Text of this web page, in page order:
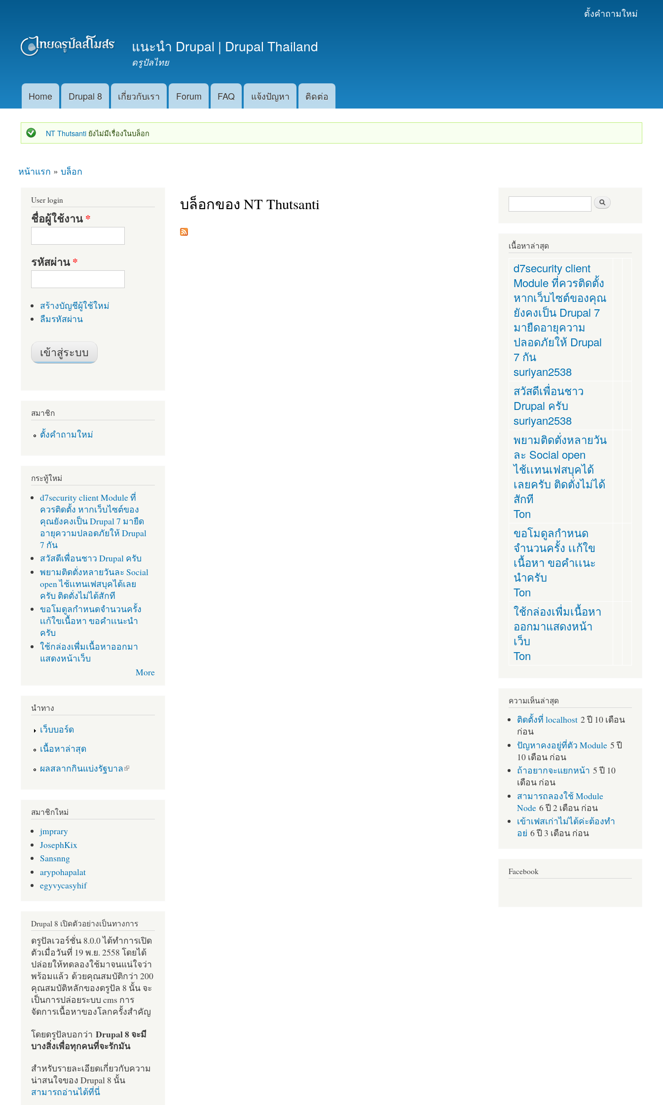
หลัก
ตั้งคำถามใหม่
แนะนำ Drupal | Drupal Thailand
ดรูปัลไทย
Main menu
Home Drupal 8 เกี่ยวกับเรา Forum FAQ แจ้งปัญหา ติดต่อ
สถานะข้อความ
NT Thutsanti ยังไม่มีเรื่องในบล็อก
คุณอยู่ที่นี่
หน้าแรก » บล็อก
บล็อกของ NT Thutsanti
User login
ชื่อผู้ใช้งาน*
รหัสผ่าน*
สร้างบัญชีผู้ใช้ใหม่
ลืมรหัสผ่าน
สมาชิก
ตั้งคำถามใหม่
กระทู้ใหม่
d7security client Module ที่
ควรติดตั้ง หากเว็บไซต์ของ
คุณยังคงเป็น Drupal 7 มายืด
อายุความปลอดภัยให้ Drupal
7 กัน
สวัสดีเพื่อนชาว Drupal ครับ
พยามติดตั่งหลายวันละ Social
open ไช้เเทนเฟสบุคได้เลย
ครับ ติดตั่งไม่ได้สักที
ขอโมดูลกำหนดจำนวนครั้ง
เเก้ใขเนื้อหา ขอคำเเนะนำ
ครับ
ใช้กล่องเพื่มเนื้อหาออกมา
แสดงหน้าเว็บ
More
นำทาง
เว็บบอร์ด
เนื้อหาล่าสุด
ผลสลากกินแบ่งรัฐบาล
(link is external)
สมาชิกใหม่
jmprary
JosephKix
Sansnng
arypohapalat
egyvycasyhif
Drupal 8 เปิดตัวอย่างเป็นทางการ
ดรูปัลเวอร์ชั่น 8.0.0 ได้ทำการเปิด
ตัวเมื่อวันที่ 19 พ.ย. 2558 โดยได้
ปล่อยให้ทดลองใช้มาจนแน่ใจว่า
พร้อมแล้ว ด้วยคุณสมบัติกว่า 200
คุณสมบัติหลักของดรูปัล 8 นั้น จะ
เป็นการปล่อยระบบ cms การ
จัดการเนื้อหาของโลกครั้งสำคัญ
โดยดรูปัลบอกว่า Drupal 8 จะมี
บางสิ่งเพื่อทุกคนที่จะรักมัน
สำหรับรายละเอียดเกี่ยวกับความ
น่าสนใจของ Drupal 8 นั้น
สามารถอ่านได้ที่นี่
ฟอร์มค้นหา
เนื้อหาล่าสุด
d7security client
Module ที่ควรติดตั้ง
หากเว็บไซต์ของคุณ
ยังคงเป็น Drupal 7
มายืดอายุความ
ปลอดภัยให้ Drupal
7 กัน
suriyan2538
สวัสดีเพื่อนชาว
Drupal ครับ
suriyan2538
พยามติดตั่งหลายวัน
ละ Social open
ไช้เเทนเฟสบุคได้
เลยครับ ติดตั่งไม่ได้
สักที
Ton
ขอโมดูลกำหนด
จำนวนครั้ง เเก้ใข
เนื้อหา ขอคำเเนะ
นำครับ
Ton
ใช้กล่องเพื่มเนื้อหา
ออกมาแสดงหน้า
เว็บ
Ton
ความเห็นล่าสุด
ติดตั้งที่ localhost 2 ปี 10 เดือน
ก่อน
ปัญหาคงอยู่ที่ตัว Module 5 ปี
10 เดือน ก่อน
ถ้าอยากจะแยกหน้า 5 ปี 10
เดือน ก่อน
สามารถลองใช้ Module
Node 6 ปี 2 เดือน ก่อน
เข้าเฟสเก่าไม่ได้ค่ะต้องทำ
อย่ 6 ปี 3 เดือน ก่อน
Facebook